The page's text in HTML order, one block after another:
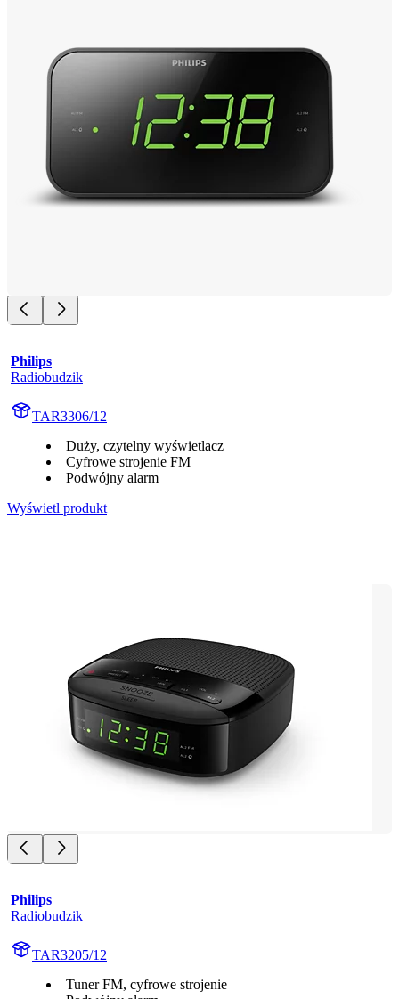
Philips
Radiobudzik
TAR3306/12
Duży, czytelny wyświetlacz
Cyfrowe strojenie FM
Podwójny alarm
Wyświetl produkt
Philips
Radiobudzik
TAR3205/12
Tuner FM, cyfrowe strojenie